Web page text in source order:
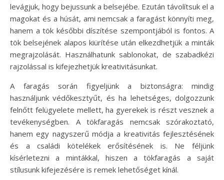
levágjuk, hogy bejussunk a belsejébe. Ezután távolítsuk el a
magokat és a húsát, ami nemcsak a faragást könnyíti meg,
hanem a tök későbbi díszítése szempontjából is fontos. A
tök belsejének alapos kiürítése után elkezdhetjük a minták
megrajzolását. Használhatunk sablonokat, de szabadkézi
rajzolással is kifejezhetjük kreativitásunkat.
A faragás során figyeljünk a biztonságra: mindig
használjunk védőkesztyűt, és ha lehetséges, dolgozzunk
felnőtt felügyelete mellett, ha gyerekek is részt vesznek a
tevékenységben. A tökfaragás nemcsak szórakoztató,
hanem egy nagyszerű módja a kreativitás fejlesztésének
és a családi kötelékek erősítésének is. Ne féljünk
kísérletezni a mintákkal, hiszen a tökfaragás a saját
stílusunk kifejezésére is remek lehetőséget kínál.